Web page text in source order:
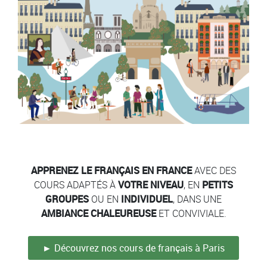
Colonne
APPRENEZ LE FRANÇAIS EN FRANCEAVEC DES
COURS ADAPTÉS ÀVOTRE NIVEAU, EN PETITS
GROUPES OU EN INDIVIDUEL, DANS UNE
AMBIANCE CHALEUREUSEET CONVIVIALE.
► Découvrez nos cours de français à Paris